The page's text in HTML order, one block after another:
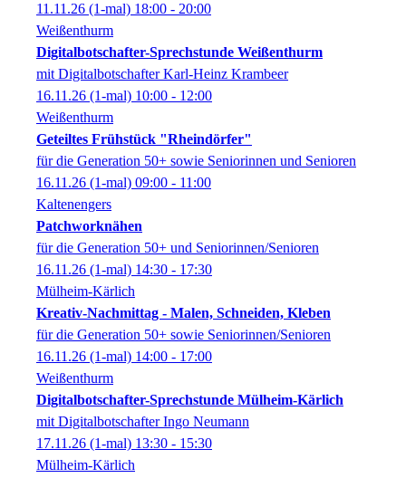
11.11.26 (1-mal) 18:00 - 20:00
Weißenthurm
Digitalbotschafter-Sprechstunde Weißenthurm
mit Digitalbotschafter Karl-Heinz Krambeer
16.11.26 (1-mal) 10:00 - 12:00
Weißenthurm
Geteiltes Frühstück "Rheindörfer"
für die Generation 50+ sowie Seniorinnen und Senioren
16.11.26 (1-mal) 09:00 - 11:00
Kaltenengers
Patchworknähen
für die Generation 50+ und Seniorinnen/Senioren
16.11.26 (1-mal) 14:30 - 17:30
Mülheim-Kärlich
Kreativ-Nachmittag - Malen, Schneiden, Kleben
für die Generation 50+ sowie Seniorinnen/Senioren
16.11.26 (1-mal) 14:00 - 17:00
Weißenthurm
Digitalbotschafter-Sprechstunde Mülheim-Kärlich
mit Digitalbotschafter Ingo Neumann
17.11.26 (1-mal) 13:30 - 15:30
Mülheim-Kärlich